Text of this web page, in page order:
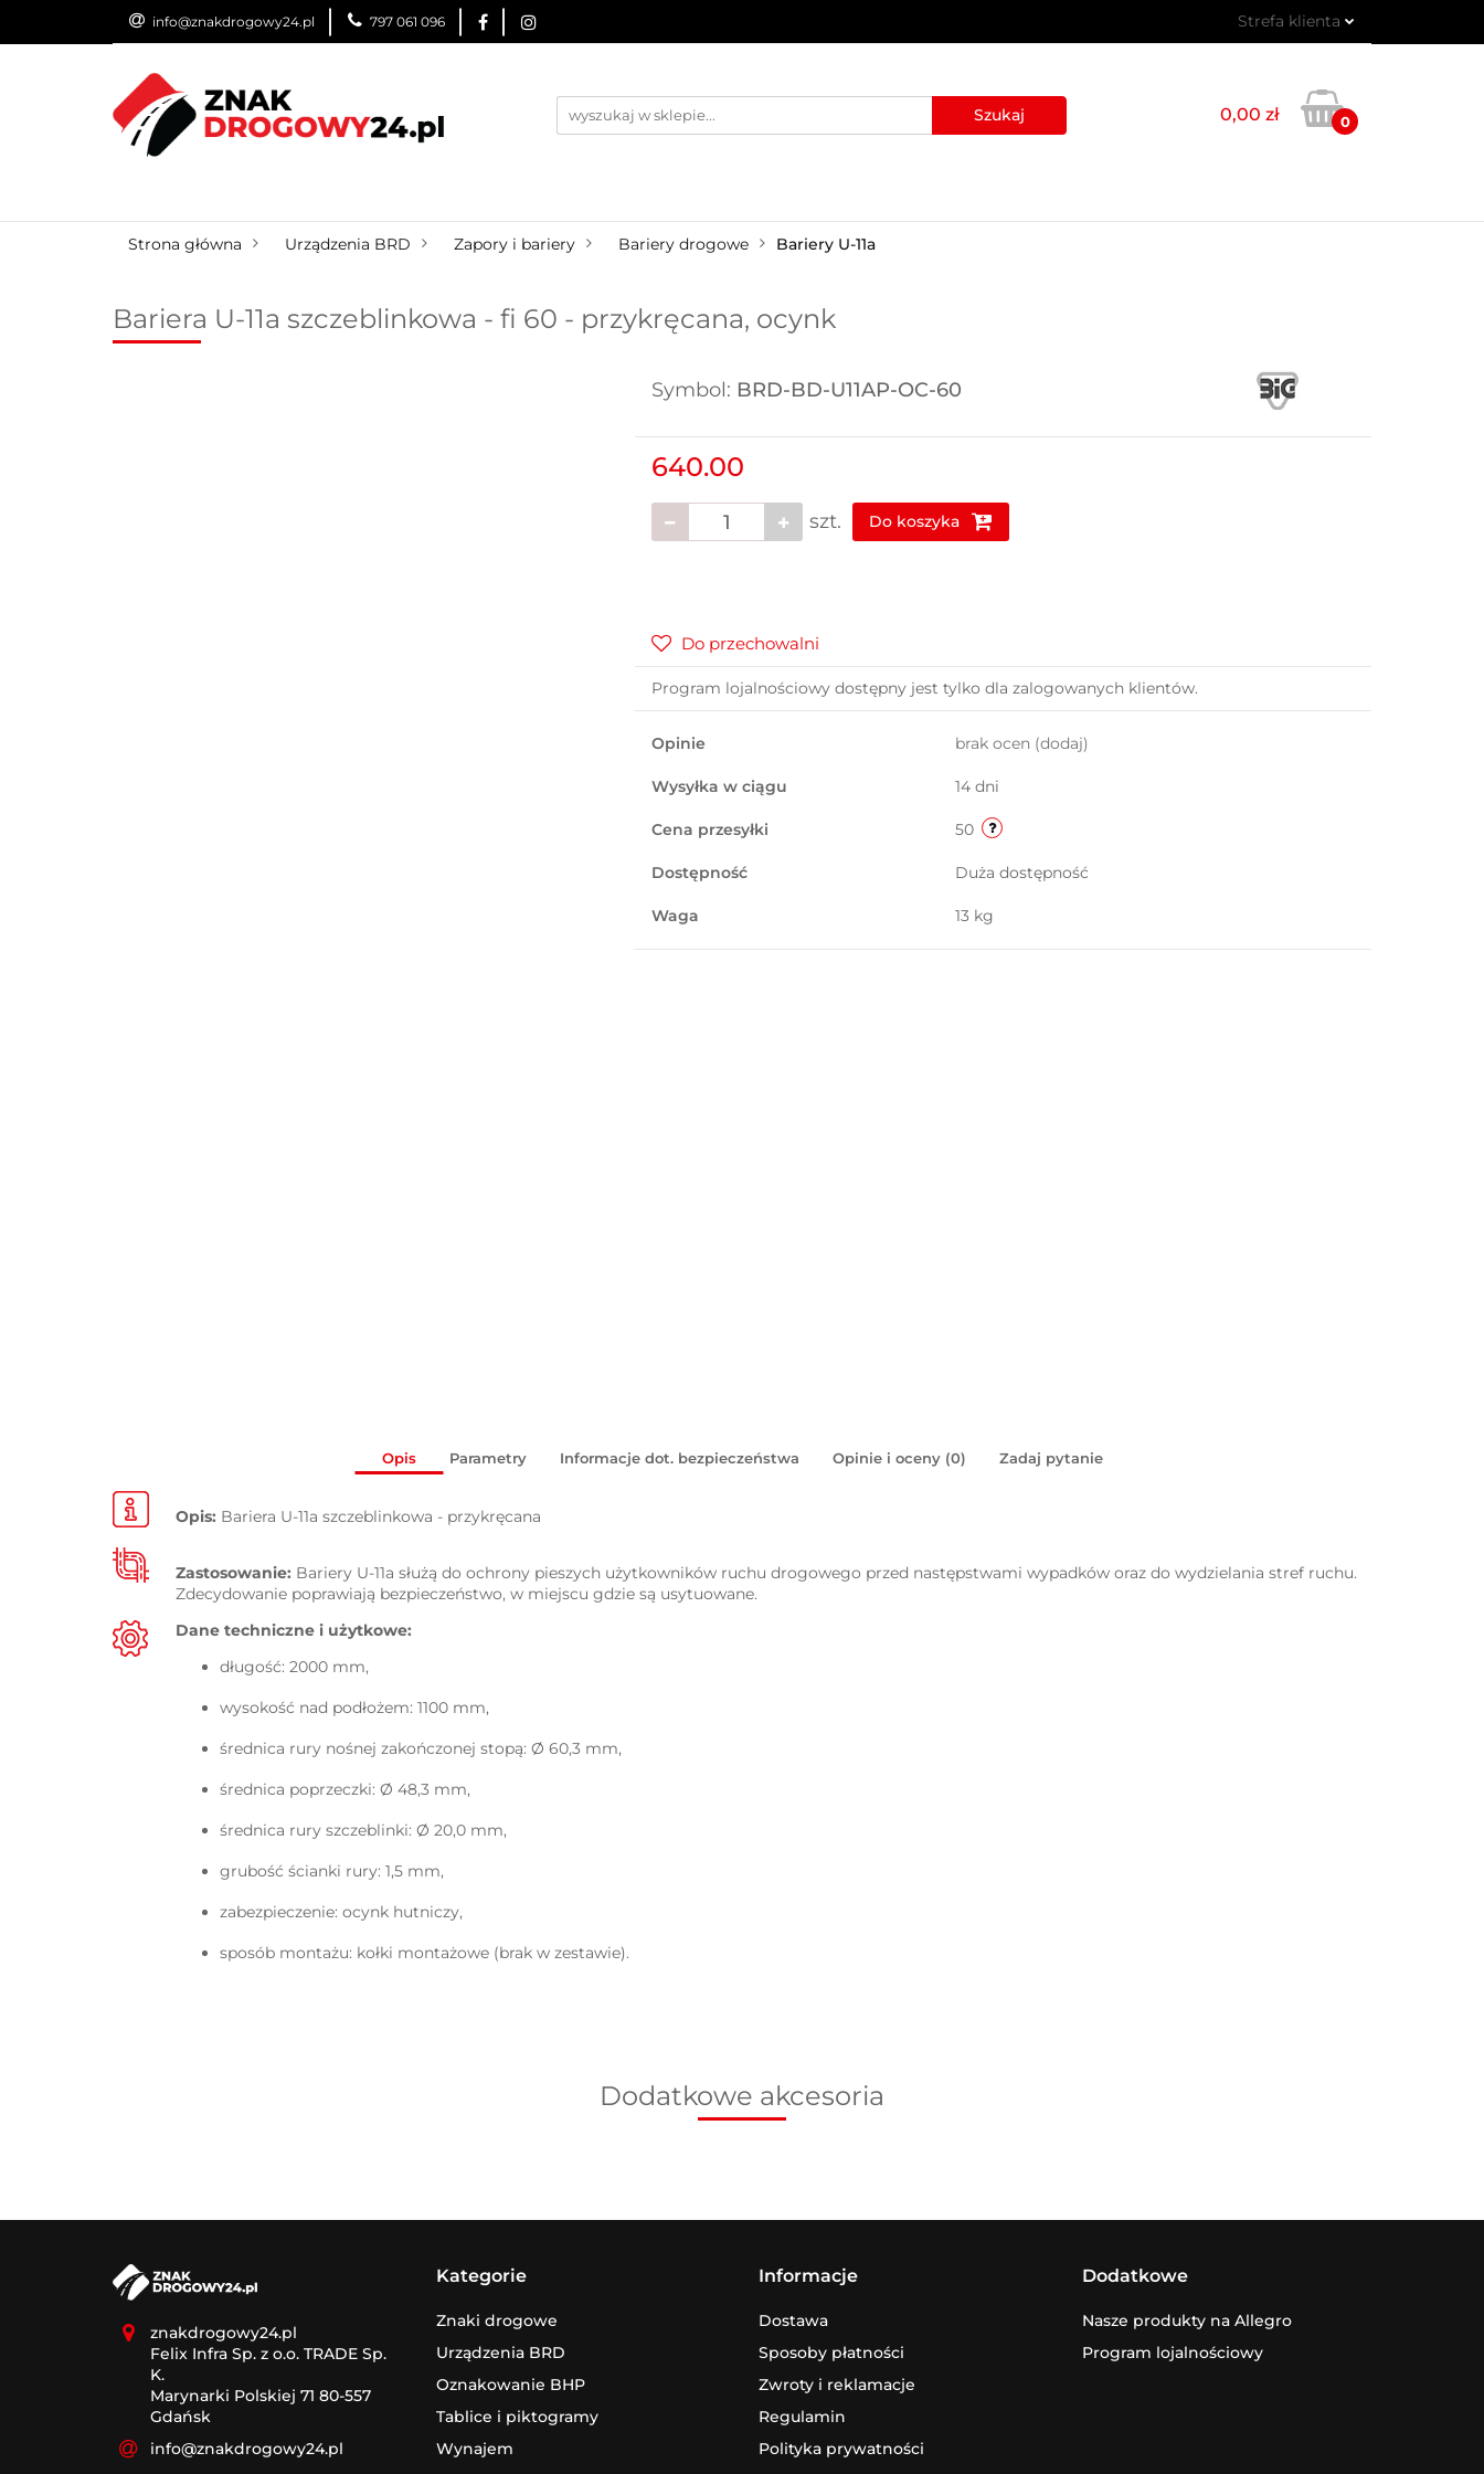
info@znakdrogowy24.pl 797 061 096 Strefa klienta
Zarejestruj się
Dodaj zgłoszenie
0,00 zł 0
ZNAKI DROGOWE URZĄDZENIA BRD
Strona główna Urządzenia BRD Zapory i bariery Bariery drogowe Bariery U-11a
Bariera U-11a szczeblinkowa - fi 60 - przykręcana, ocynk
Symbol: BRD-BD-U11AP-OC-60
640.00
szt. Do koszyka
Do przechowalni
Program lojalnościowy dostępny jest tylko dla zalogowanych klientów.
Opinie brak ocen (dodaj)
Wysyłka w ciągu 14 dni
Cena przesyłki 50
Dostępność Duża dostępność
Waga 13 kg
Opis Parametry Informacje dot. bezpieczeństwa Opinie i oceny (0) Zadaj pytanie
Opis: Bariera U-11a szczeblinkowa - przykręcana
Zastosowanie: Bariery U-11a służą do ochrony pieszych użytkowników ruchu drogowego przed następstwami wypadków oraz do wydzielania stref ruchu.
Zdecydowanie poprawiają bezpieczeństwo, w miejscu gdzie są usytuowane.
Dane techniczne i użytkowe:
długość: 2000 mm,
wysokość nad podłożem: 1100 mm,
średnica rury nośnej zakończonej stopą: Ø 60,3 mm,
średnica poprzeczki: Ø 48,3 mm,
średnica rury szczeblinki: Ø 20,0 mm,
grubość ścianki rury: 1,5 mm,
zabezpieczenie: ocynk hutniczy,
sposób montażu: kołki montażowe (brak w zestawie).
Dodatkowe akcesoria
znakdrogowy24.pl
Felix Infra Sp. z o.o. TRADE Sp.
K.
Marynarki Polskiej 71 80-557
Gdańsk
info@znakdrogowy24.pl
Kategorie
Znaki drogowe
Urządzenia BRD
Oznakowanie BHP
Tablice i piktogramy
Wynajem
Informacje
Dostawa
Sposoby płatności
Zwroty i reklamacje
Regulamin
Polityka prywatności
Dodatkowe
Nasze produkty na Allegro
Program lojalnościowy